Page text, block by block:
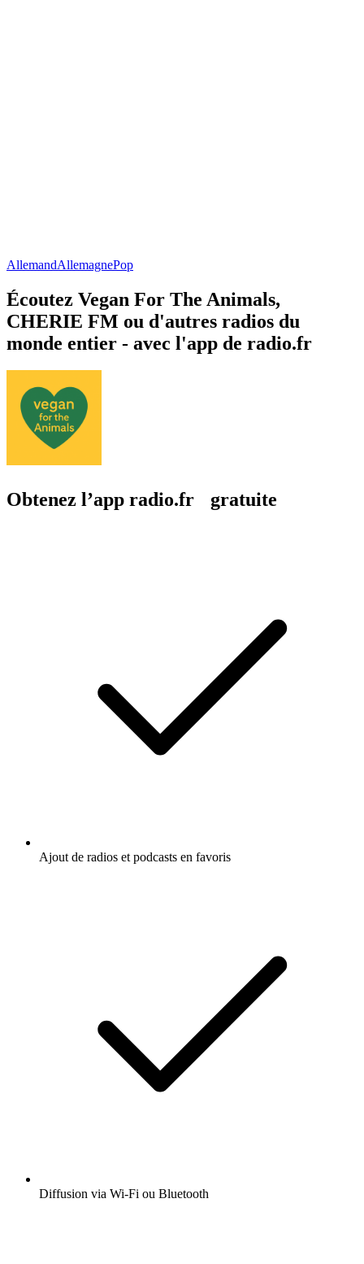
AllemandAllemagnePop
Écoutez Vegan For The Animals,
CHERIE FM ou d'autres radios du
monde entier - avec l'app de radio.fr
Obtenez l’app radio.fr gratuite
Ajout de radios et podcasts en favoris
Diffusion via Wi-Fi ou Bluetooth